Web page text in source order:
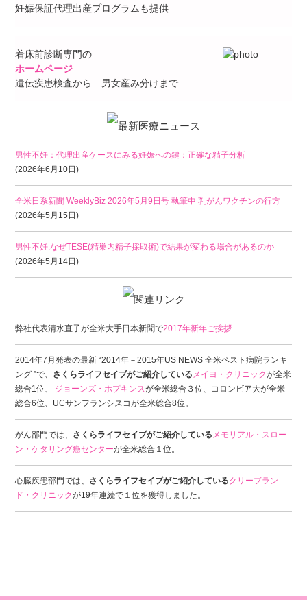
妊娠保証代理出産プログラムも提供
着床前診断専門の
ホームページ
遺伝疾患検査から 男女産み分けまで
男性不妊：代理出産ケースにみる妊娠への鍵：正確な精子分析
(2026年6月10日)
全米日系新聞 WeeklyBiz 2026年5月9日号 執筆中 乳がんワクチンの行方
(2026年5月15日)
男性不妊:なぜTESE(精巣内精子採取術)で結果が変わる場合があるのか
(2026年5月14日)
弊社代表清水直子が全米大手日本新聞で2017年新年ご挨拶
2014年7月発表の最新 “2014年－2015年US NEWS 全米ベスト病院ランキ
ング ”で、 さくらライフセイブがご紹介している メイヨ・クリニックが全米
総合1位、 ジョーンズ・ホプキンスが全米総合３位、コロンビア大が全米
総合6位、UCサンフランシスコが全米総合8位。
がん部門では、 さくらライフセイブがご紹介している メモリアル・スロー
ン・ケタリング癌センターが全米総合１位。
心臓疾患部門では、 さくらライフセイブがご紹介しているクリーブラン
ド・クリニックが19年連続で１位を獲得しました。